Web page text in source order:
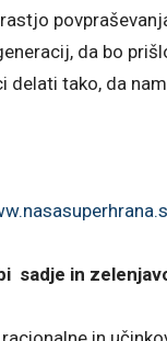
da bo
delati tako, da
sadje in